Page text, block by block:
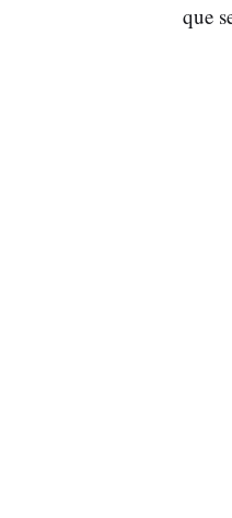
que